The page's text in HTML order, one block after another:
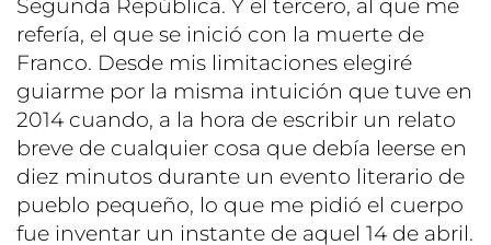
Segunda República. Y el tercero, al que me
refería, el que se inició con la muerte de
Franco. Desde mis limitaciones elegiré
guiarme por la misma intuición que tuve en
2014 cuando, a la hora de escribir un relato
breve de cualquier cosa que debía leerse en
diez minutos durante un evento literario de
pueblo pequeño, lo que me pidió el cuerpo
fue inventar un instante de aquel 14 de abril.